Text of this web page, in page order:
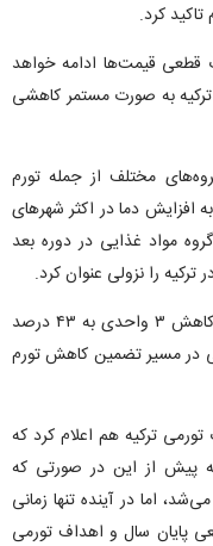
کرد.
قطعی قیمت‌ها ادامه خواهد
۲۰۲۴ تا کنون تورم ترکیه به صورت مستمر کاهشی
مختلف از جمله تورم
افزایش دما در اکثر شهر‌های
مواد غذایی در دوره بعد
ترکیه را نزولی عنوان کرد.
طبق گفته رئیس بانک مرکزی ترکیه نرخ بهره با کاهش ۳ واحدی به ۴۳ درصد
در مسیر تضمین کاهش تورم
ترکیه هم اعلام کرد که
پیش از این در صورتی که
اما در آینده تنها زمانی
پایان سال و اهداف تورمی